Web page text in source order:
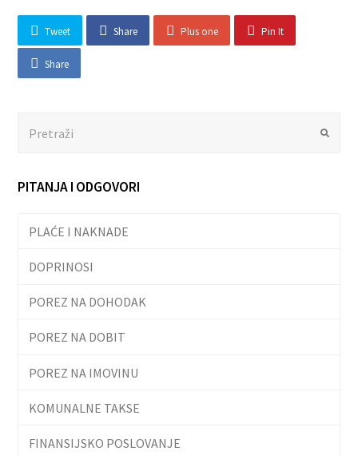
Tweet Share Plus one Pin It
Share
PITANJA I ODGOVORI
PLAĆE I NAKNADE
DOPRINOSI
POREZ NA DOHODAK
POREZ NA DOBIT
POREZ NA IMOVINU
KOMUNALNE TAKSE
FINANSIJSKO POSLOVANJE